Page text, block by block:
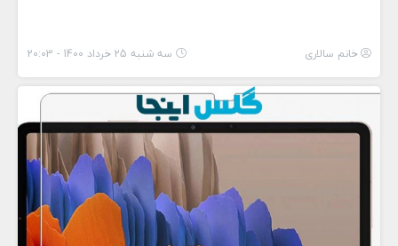
خانم سالاری سه شنبه 25 خرداد 1400 - 20:03